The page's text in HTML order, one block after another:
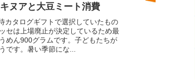
ヌアと大豆ミート消費
カタログギフトで選択していたもの
セは上場廃止が決定しているため最
めん900グラムです。子どもたちが
です。暑い季節にな...